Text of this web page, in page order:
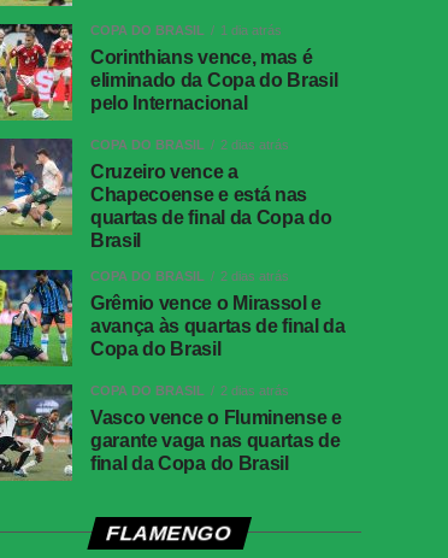
COPA DO BRASIL 1 dia atrás
Corinthians vence, mas é
eliminado da Copa do Brasil
pelo Internacional
COPA DO BRASIL 2 dias atrás
Cruzeiro vence a
Chapecoense e está nas
quartas de final da Copa do
Brasil
COPA DO BRASIL 2 dias atrás
Grêmio vence o Mirassol e
avança às quartas de final da
Copa do Brasil
COPA DO BRASIL 2 dias atrás
Vasco vence o Fluminense e
garante vaga nas quartas de
final da Copa do Brasil
FLAMENGO